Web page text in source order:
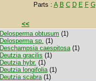
Parts : A B C D E F G
<<
Delosperma obtusum (1)
Delosperma sp. (1)
Deschampsia caespitosa(1)
Deutzia gracilis (1)
Deutzia hybr. (1)
Deutzia longifolia(1)
Deutzia scabra(1)